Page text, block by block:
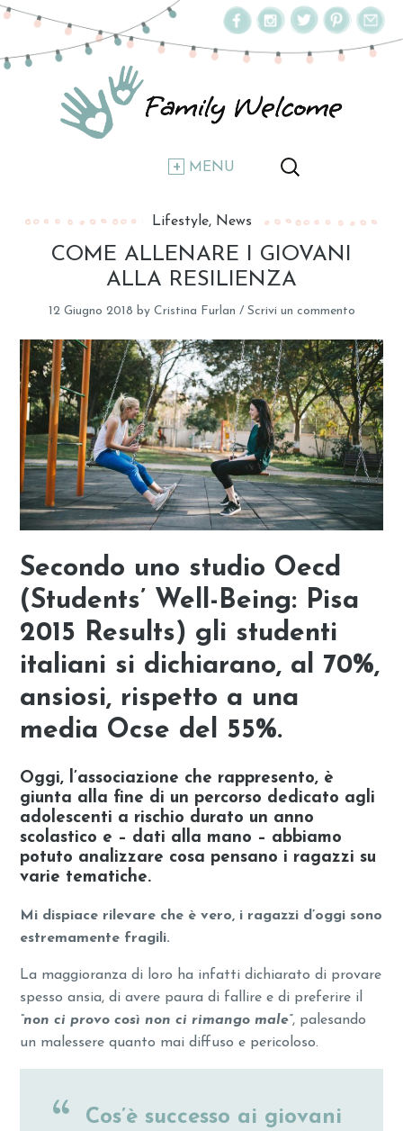
MENU
Lifestyle News
COME ALLENARE I GIOVANI
ALLA RESILIENZA
12 Giugno 2018 by Cristina Furlan / Scrivi un commento
Secondo uno studio Oecd
(Students’ Well-Being: Pisa
2015 Results) gli studenti
italiani si dichiarano, al 70%,
ansiosi, rispetto a una
media Ocse del 55%.
Oggi, l’associazione che rappresento, è
giunta alla fine di un percorso dedicato agli
adolescenti a rischio durato un anno
scolastico e – dati alla mano – abbiamo
potuto analizzare cosa pensano i ragazzi su
varie tematiche.
Mi dispiace rilevare che è vero, i ragazzi d’oggi sono
estremamente fragili.
La maggioranza di loro ha infatti dichiarato di provare
spesso ansia, di avere paura di fallire e di preferire il
“non ci provo così non ci rimango male”, palesando
un malessere quanto mai diffuso e pericoloso.
Cos’è successo ai giovani